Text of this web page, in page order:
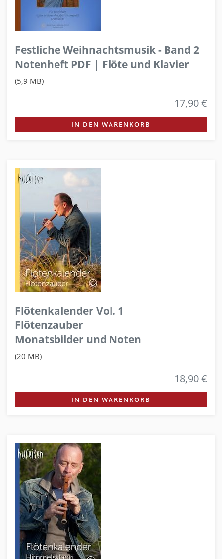
Festliche Weihnachtsmusik - Band 2
Notenheft PDF | Flöte und Klavier
(5,9 MB)
17,90 €
IN DEN WARENKORB
Flötenkalender Vol. 1
Flötenzauber
Monatsbilder und Noten
(20 MB)
18,90 €
IN DEN WARENKORB